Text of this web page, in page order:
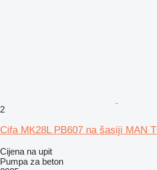
2
Cifa MK28L PB607 na šasiji MAN
Cijena na upit
Pumpa za beton